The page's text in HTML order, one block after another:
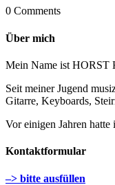
0 Comments
Über mich
Mein Name ist
Seit meiner Jugend
Gitarre, Keyboards,
Vor einigen Jahren
Kontaktformular
–> bitte ausfüllen